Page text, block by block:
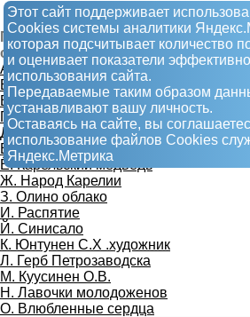
Этот сайт поддерживает
Сookies системы аналитики
которая подсчитывает количество
и оценивает показатели
использования сайта.
Передаваемые таким образом
устанавливают вашу личность.
Оставаясь на сайте, вы
использование файлов Сookies
Яндекс.Метрика
От вокзала к озеру
Пешком от "Паровоз на станции"
сердца"
А. Паровоз на станции
Б. Калитки
В. Анохин П.Ф., революционер
Г. Ступени знаний
Д. Солдат, женщина и ребенок
Е. Барельефы на Северной
Ё. Карельский медведь
Ж. Народ Карелии
З. Олино облако
И. Распятие
Й. Синисало
К. Юнтунен С.Х .художник
Л. Герб Петрозаводска
М. Куусинен О.В.
Н. Лавочки молодоженов
О. Влюбленные сердца